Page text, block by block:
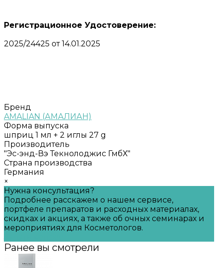
Регистрационное Удостоверение:
2025/24425 от 14.01.2025
Бренд
AMALIAN (АМАЛИАН)
Форма выпуска
шприц 1 мл + 2 иглы 27 g
Производитель
"Эс-энд-Вэ Текнолоджис ГмбХ"
Страна производства
Германия
×
Нужна консультация?
Подробнее расскажем о нашем сервисе,
портфеле препаратов и расходных материалах,
скидках и акциях, а также об очных семинарах и
мероприятиях для Косметологов.
Ранее вы смотрели